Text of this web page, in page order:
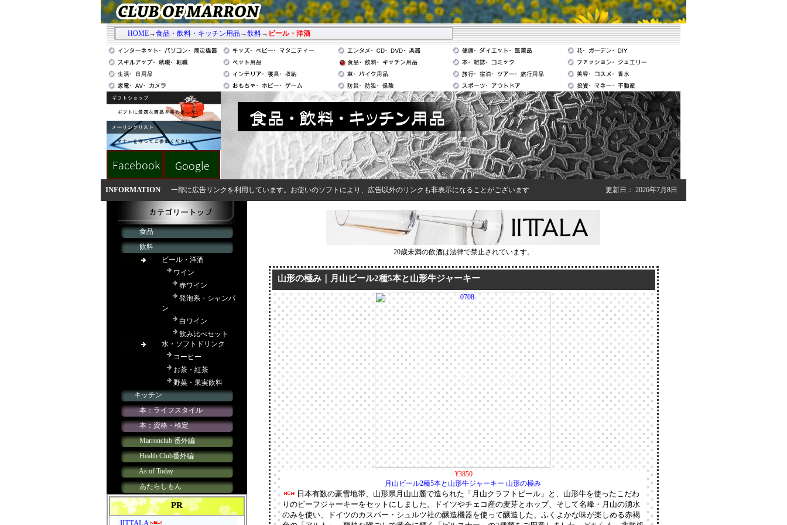
HOME→食品・飲料・キッチン用品→飲料→ ビール・洋酒
INFORMATION 一部に広告リンクを利用しています。お使いのソフトにより、広告以外のリンクも非表示になることがございます 更新日： 2026年7月8日
PR
IITTALA
20歳未満の飲酒は法律で禁止されています。
山形の極み｜月山ビール2種5本と山形牛ジャーキー
¥3850
月山ビール2種5本と山形牛ジャーキー 山形の極み
日本有数の豪雪地帯、山形県月山山麓で造られた「月山クラフトビール」と、山形牛を使ったこだわ
りのビーフジャーキーをセットにしました。ドイツやチェコ産の麦芽とホップ、そして名峰・月山の湧水
のみを使い、ドイツのカスパー・シュルツ社の醸造機器を使って醸造した、ふくよかな味が楽しめる赤褐